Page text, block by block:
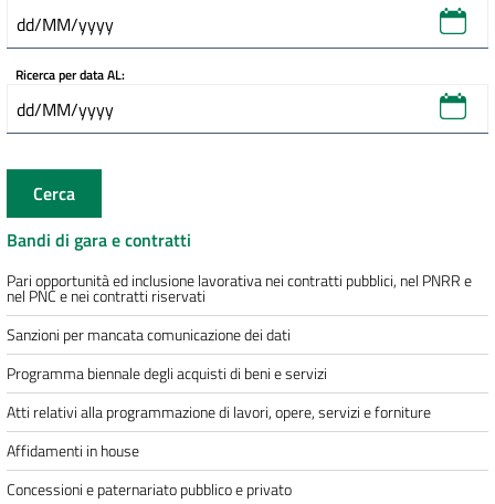
Ricerca per data AL:
Cerca
Bandi di gara e contratti
Pari opportunità ed inclusione lavorativa nei contratti pubblici, nel PNRR e
nel PNC e nei contratti riservati
Sanzioni per mancata comunicazione dei dati
Programma biennale degli acquisti di beni e servizi
Atti relativi alla programmazione di lavori, opere, servizi e forniture
Affidamenti in house
Concessioni e paternariato pubblico e privato